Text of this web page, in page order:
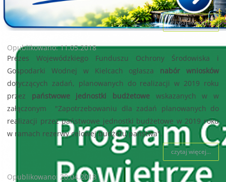
czytaj więcej...
Opublikowano: 11.05.2018
Prezes Wojewódzkiego Funduszu Ochrony Środowiska i
Gospodarki Wodnej w Kielcach ogłasza nabór wniosków
dotyczących zadań, planowanych do realizacji w 2019 roku
przez państwowe jednostki budżetowe wskazanych w w
załączonym "Zapotrzebowaniu dla zadań planowanych do
realizacji przez państwowe jednostki budżetowe w 2019 roku
w ramach rezerwy celowej budżetu państwa".
czytaj więcej...
Opublikowano: 20.04.2018